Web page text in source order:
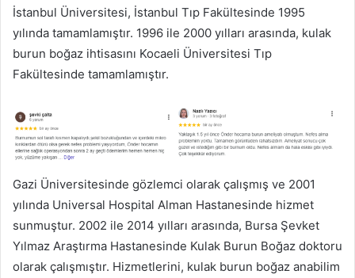
İstanbul Üniversitesi, İstanbul Tıp Fakültesinde 1995
yılında tamamlamıştır. 1996 ile 2000 yılları arasında, kulak
burun boğaz ihtisasını Kocaeli Üniversitesi Tıp
Fakültesinde tamamlamıştır.
Gazi Üniversitesinde gözlemci olarak çalışmış ve 2001
yılında Universal Hospital Alman Hastanesinde hizmet
sunmuştur. 2002 ile 2014 yılları arasında, Bursa Şevket
Yılmaz Araştırma Hastanesinde Kulak Burun Boğaz doktoru
olarak çalışmıştır. Hizmetlerini, kulak burun boğaz anabilim